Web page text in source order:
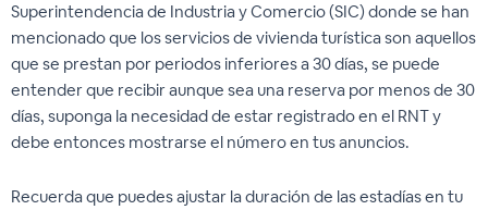
Superintendencia de Industria y Comercio (SIC) donde se han
mencionado que los servicios de vivienda turística son aquellos
que se prestan por periodos inferiores a 30 días, se puede
entender que recibir aunque sea una reserva por menos de 30
días, suponga la necesidad de estar registrado en el RNT y
debe entonces mostrarse el número en tus anuncios.
Recuerda que puedes ajustar la duración de las estadías en tu